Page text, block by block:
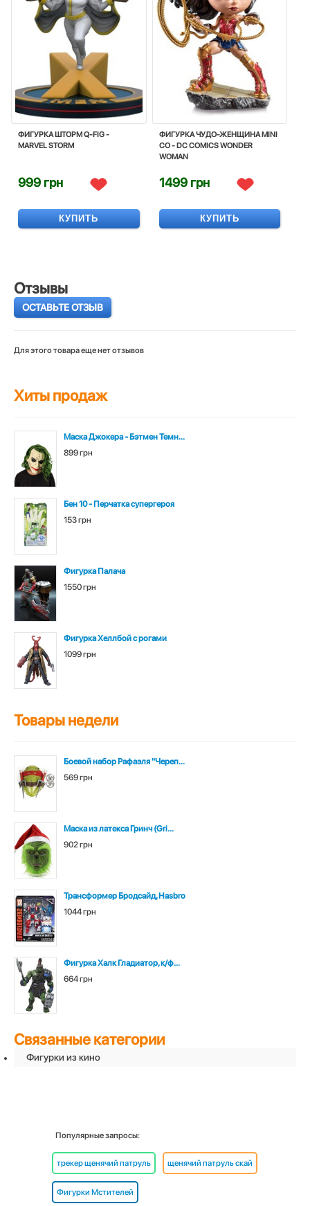
ФИГУРКА ШТОРМ Q-FIG -
MARVEL STORM
999 грн
КУПИТЬ
ФИГУРКА ЧУДО-ЖЕНЩИНА MINI
CO - DC COMICS WONDER
WOMAN
1499 грн
КУПИТЬ
Отзывы
ОСТАВЬТЕ ОТЗЫВ
Для этого товара еще нет отзывов
Хиты продаж
Маска Джокера - Бэтмен Темн...
899 грн
Бен 10 - Перчатка супергероя
153 грн
Фигурка Палача
1550 грн
Фигурка Хеллбой с рогами
1099 грн
Товары недели
Боевой набор Рафаэля "Череп...
569 грн
Маска из латекса Гринч (Gri...
902 грн
Трансформер Бродсайд, Hasbro
1044 грн
Фигурка Халк Гладиатор, к/ф...
664 грн
Связанные категории
Фигурки из кино
Популярные запросы:
трекер щенячий патруль щенячий патруль скай
Фигурки Мстителей